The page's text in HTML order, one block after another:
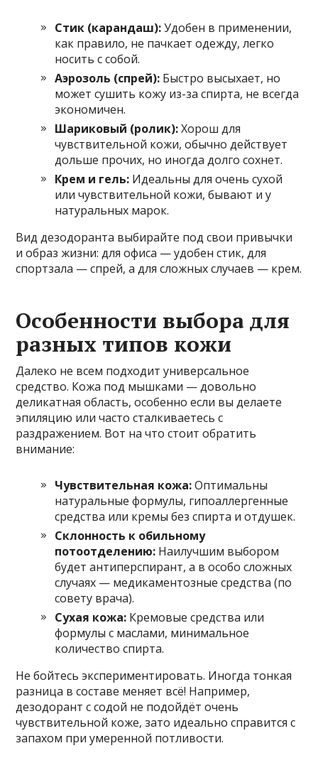
Стик (карандаш):Удобен в применении,
как правило, не пачкает одежду, легко
носить с собой.
Аэрозоль (спрей): Быстро высыхает, но
может сушить кожу из-за спирта, не всегда
экономичен.
Шариковый (ролик):Хорош для
чувствительной кожи, обычно действует
дольше прочих, но иногда долго сохнет.
Крем и гель: Идеальны для очень сухой
или чувствительной кожи, бывают и у
натуральных марок.
Вид дезодоранта выбирайте под свои привычки
и образ жизни: для офиса — удобен стик, для
спортзала — спрей, а для сложных случаев — крем.
Особенности выбора для
разных типов кожи
Далеко не всем подходит универсальное
средство. Кожа под мышками — довольно
деликатная область, особенно если вы делаете
эпиляцию или часто сталкиваетесь с
раздражением. Вот на что стоит обратить
внимание:
Чувствительная кожа:Оптимальны
натуральные формулы, гипоаллергенные
средства или кремы без спирта и отдушек.
Склонность к обильному
потоотделению: Наилучшим выбором
будет антиперспирант, а в особо сложных
случаях — медикаментозные средства (по
совету врача).
Сухая кожа: Кремовые средства или
формулы с маслами, минимальное
количество спирта.
Не бойтесь экспериментировать. Иногда тонкая
разница в составе меняет всё! Например,
дезодорант с содой не подойдёт очень
чувствительной коже, зато идеально справится с
запахом при умеренной потливости.